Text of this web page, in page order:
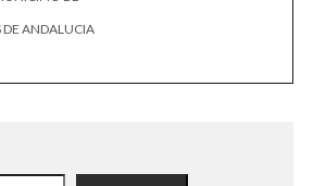
DE ANDALUCIA